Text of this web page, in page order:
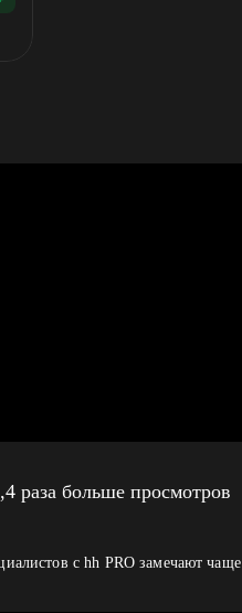
раза больше просмотров
с hh PRO замечают чаще